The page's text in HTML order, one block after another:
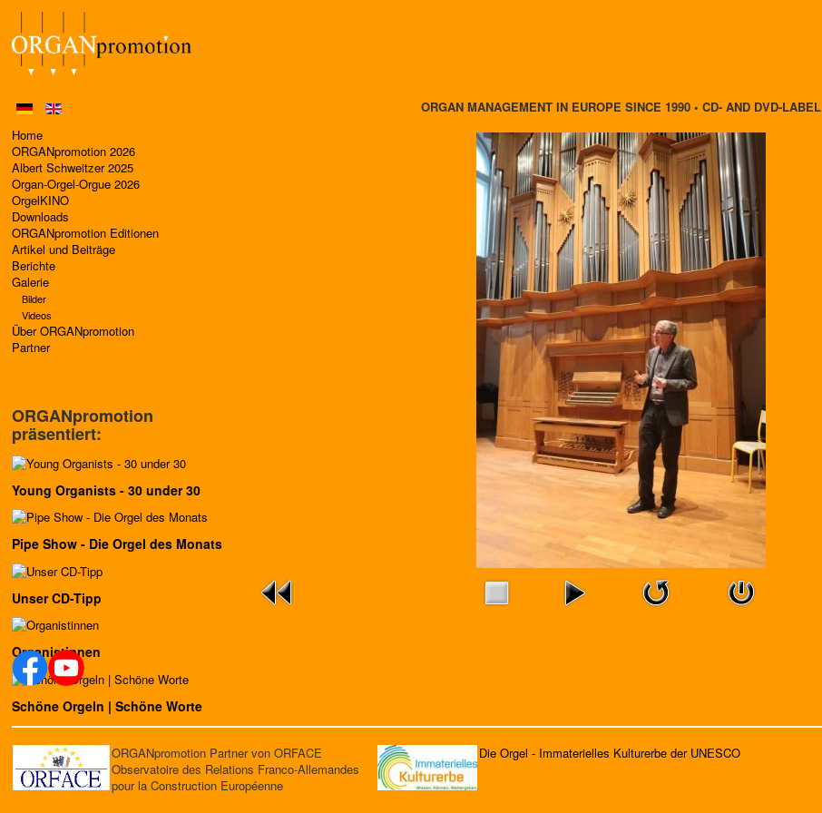
Home
ORGANpromotion 2026
Albert Schweitzer 2025
Organ-Orgel-Orgue 2026
OrgelKINO
Downloads
ORGANpromotion Editionen
Artikel und Beiträge
Berichte
Galerie
Bilder
Videos
Über ORGANpromotion
Partner
ORGAN MANAGEMENT IN EUROPE SINCE 1990 • CD- AND DVD-LABEL
ORGANpromotion
präsentiert:
Young Organists - 30 under 30
Pipe Show - Die Orgel des Monats
Unser CD-Tipp
Organistinnen
Schöne Orgeln | Schöne Worte
ORGANpromotion Partner von ORFACE
Observatoire des Relations Franco-Allemandes
pour la Construction Européenne
Die Orgel - Immaterielles Kulturerbe der UNESCO